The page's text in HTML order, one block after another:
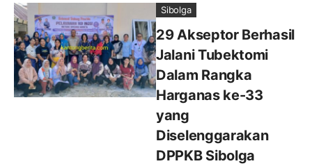
Sibolga
29 Akseptor Berhasil
Jalani Tubektomi
Dalam Rangka
Harganas ke-33
yang
Diselenggarakan
DPPKB Sibolga